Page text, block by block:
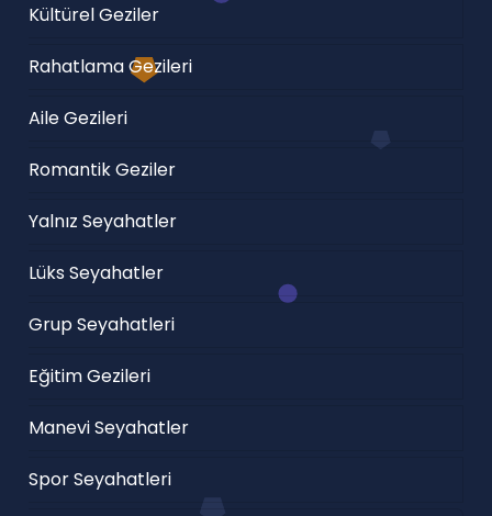
Kültürel Geziler
Rahatlama Gezileri
Aile Gezileri
Romantik Geziler
Yalnız Seyahatler
Lüks Seyahatler
Grup Seyahatleri
Eğitim Gezileri
Manevi Seyahatler
Spor Seyahatleri